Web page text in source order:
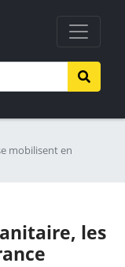
mobilisent en
les